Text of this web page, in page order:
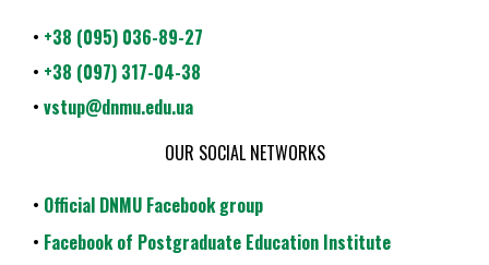
• +38 (095) 036-89-27
• +38 (097) 317-04-38
• vstup@dnmu.edu.ua
OUR SOCIAL NETWORKS
• Official DNMU Facebook group
• Facebook of Postgraduate Education Institute